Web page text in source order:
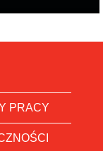
PRACY